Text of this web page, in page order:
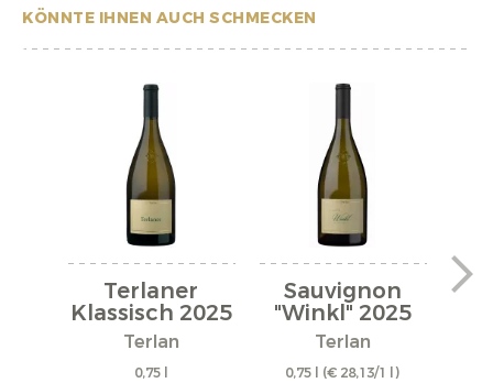
KÖNNTE IHNEN AUCH SCHMECKEN
Terlaner
Klassisch 2025
Terlan
0,75 l
Sauvignon
"Winkl" 2025
Terlan
0,75 l (€ 28,13/1 l)